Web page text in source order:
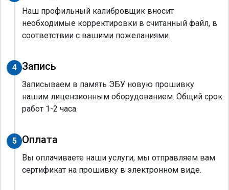
Наш профильный калибровщик вносит
необходимые корректировки в считанный файл, в
соответствии с вашими пожеланиями.
4 Запись
Записываем в память ЭБУ новую прошивку
нашим лицензионным оборудованием. Общий срок
работ 1-2 часа.
5 Оплата
Вы оплачиваете наши услуги, мы отправляем вам
сертификат на прошивку в электронном виде.